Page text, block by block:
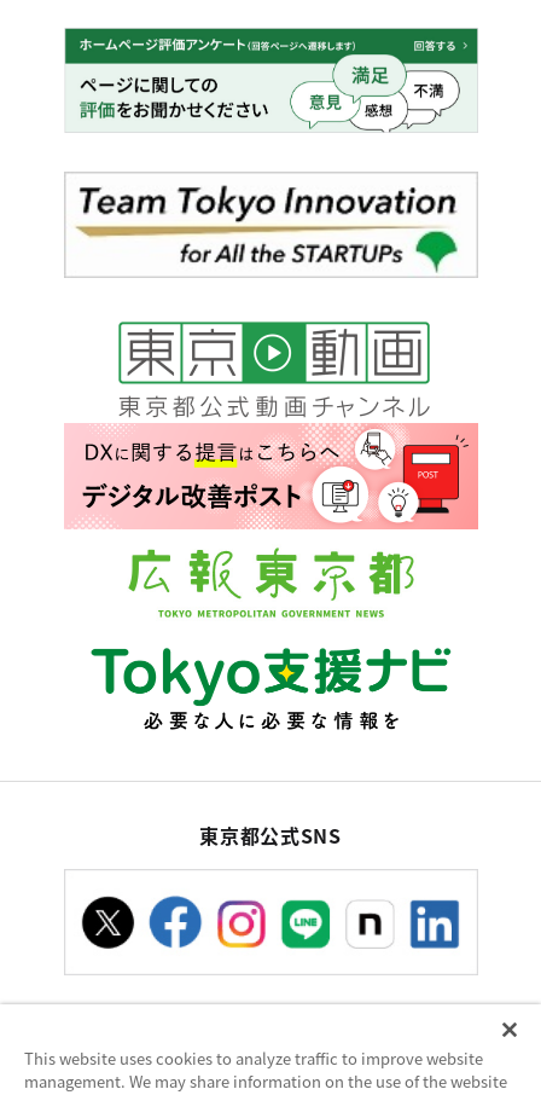
東京都公式SNS
お問い合わせサイトポリシー使い方ヘルプ
This website uses cookies to analyze traffic to improve website
management. We may share information on the use of the website